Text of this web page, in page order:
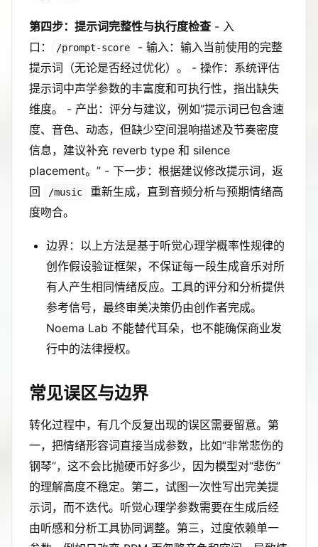
第四步：提示词完整性与执行度检查 - 入
口：
/prompt-score
- 输入：输入当前使用的完整
提示词（无论是否经过优化）。 - 操作：系统评估
提示词中声学参数的丰富度和可执行性，指出缺失
维度。 - 产出：评分与建议，例如“提示词已包含速
度、音色、动态，但缺少空间混响描述及节奏密度
信息，建议补充 reverb type 和 silence
placement。” - 下一步：根据建议修改提示词，返
回
/music
重新生成，直到音频分析与预期情绪高
度吻合。
边界：以上方法是基于听觉心理学概率性规律的
创作假设验证框架，不保证每一段生成音乐对所
有人产生相同情绪反应。工具的评分和分析提供
参考信号，最终审美决策仍由创作者完成。
Noema Lab 不能替代耳朵，也不能确保商业发
行中的法律授权。
常见误区与边界
转化过程中，有几个反复出现的误区需要留意。第
一，把情绪形容词直接当成参数，比如“非常悲伤的
钢琴”，这不会比抛硬币好多少，因为模型对“悲伤”
的理解高度不稳定。第二，试图一次性写出完美提
示词，而不迭代。听觉心理学参数需要在生成后经
由听感和分析工具协同调整。第三，过度依赖单一